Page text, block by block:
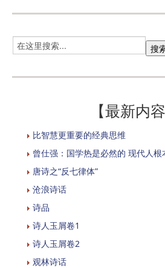
【最新内容
比智慧更重要的经典思维
曾仕强：国学热是必然的 现代人
唐诗之“反七律体”
沧浪诗话
诗品
诗人玉屑卷1
诗人玉屑卷2
观林诗话